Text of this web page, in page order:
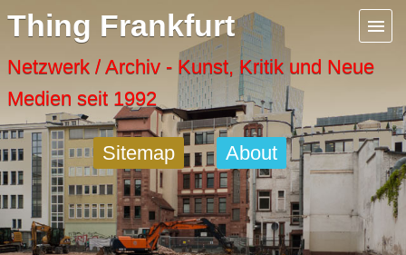
Thing Frankfurt
Netzwerk / Archiv - Kunst, Kritik und Neue
Medien seit 1992
Sitemap About
Home»Tags» Handlungsfeld
Menu
Artspaces
Cool Places
Frankfurt Diary
Activity